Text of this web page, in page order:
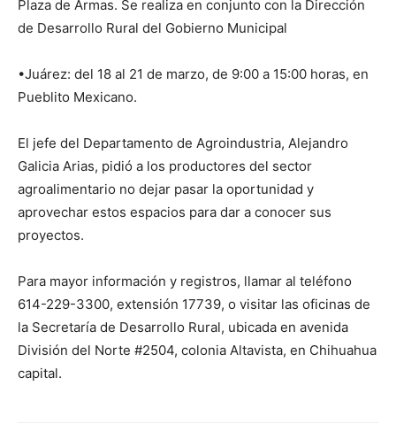
Plaza de Armas. Se realiza en conjunto con la Dirección
de Desarrollo Rural del Gobierno Municipal
•Juárez: del 18 al 21 de marzo, de 9:00 a 15:00 horas, en
Pueblito Mexicano.
El jefe del Departamento de Agroindustria, Alejandro
Galicia Arias, pidió a los productores del sector
agroalimentario no dejar pasar la oportunidad y
aprovechar estos espacios para dar a conocer sus
proyectos.
Para mayor información y registros, llamar al teléfono
614-229-3300, extensión 17739, o visitar las oficinas de
la Secretaría de Desarrollo Rural, ubicada en avenida
División del Norte #2504, colonia Altavista, en Chihuahua
capital.